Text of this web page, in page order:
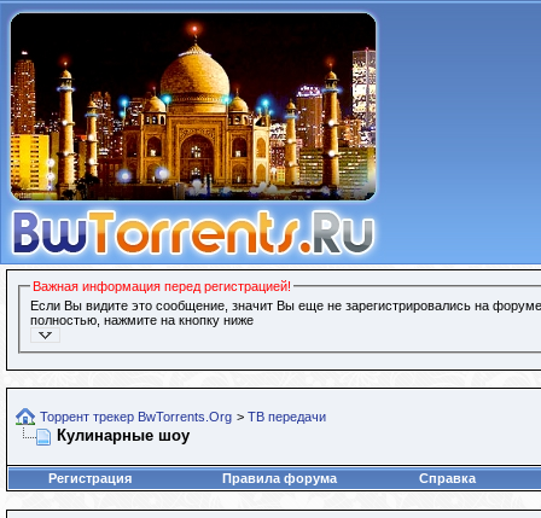
Важная информация перед регистрацией!
Если Вы видите это сообщение, значит Вы еще не зарегистрировались на
полностью, нажмите на кнопку ниже
Торрент трекер BwTorrents.Org > ТВ передачи
Кулинарные шоу
Регистрация Правила форума Справка